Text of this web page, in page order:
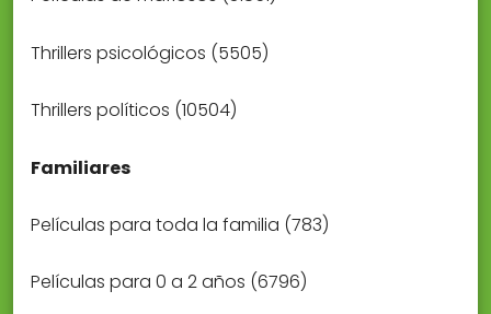
Thrillers psicológicos (5505)
Thrillers políticos (10504)
Familiares
Películas para toda la familia (783)
Películas para 0 a 2 años (6796)